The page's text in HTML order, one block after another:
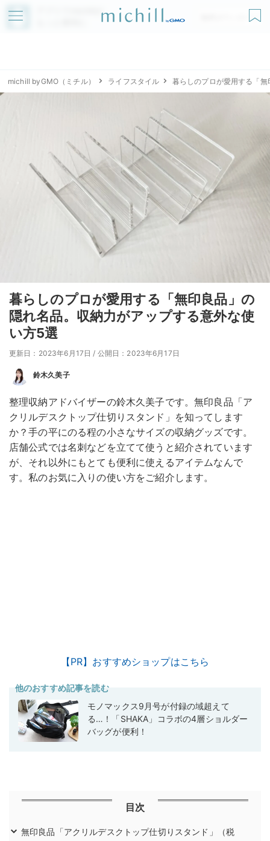
アプリでmichillが
無料ダウンロード
michill byGMO（ミチル） ライフスタイル 暮らしのプロが愛用する「
暮らしのプロが愛用する「無印良品」の
隠れ名品。収納力がアップする意外な使
い方5選
更新日：2023年6月17日 / 公開日：2023年6月17日
鈴木久美子
整理収納アドバイザーの鈴木久美子です。無印良品「ア
クリルデスクトップ仕切りスタンド」を知ってします
か？手の平にのる程の小さなサイズの収納グッズです。
店舗公式では名刺などを立てて使うと紹介されています
が、それ以外にもとても便利に使えるアイテムなんで
す。私のお気に入りの使い方をご紹介します。
【PR】おすすめショップはこちら
他のおすすめ記事を読む
モノマックス9月号が付録の域超えて
る…！「SHAKA」コラボの4層ショルダー
バッグが便利！
目次
無印良品「アクリルデスクトップ仕切りスタンド」（税